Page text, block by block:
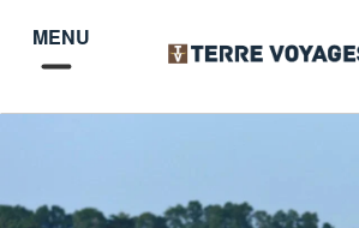
MENU